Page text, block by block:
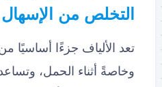
التخلص من
تعد الألياف جزءًا أساسيًا
وخاصةً أثناء الحمل،